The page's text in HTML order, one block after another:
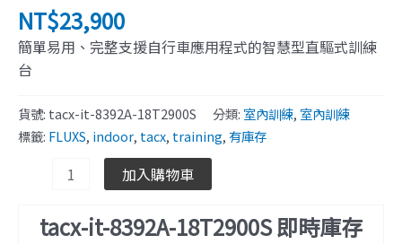
NT$23,900
簡單易用、完整支援自行車應用程式的智慧型直驅式訓練
台
貨號: tacx-it-8392A-18T2900S 分類: 室內訓練, 室內訓練
標籤: FLUXS, indoor, tacx, training, 有庫存
台
數
量
加入購物車
tacx-it-8392A-18T2900S 即時庫存